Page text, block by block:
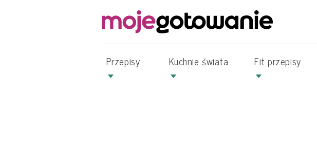
Przepisy Kuchnie świata Fit przepisy